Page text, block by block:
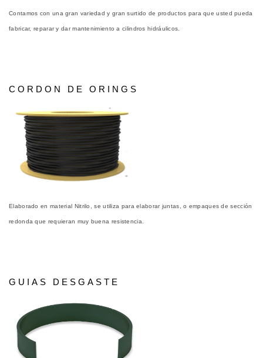
Contamos con una gran variedad y gran surtido de productos para que usted pueda
fabricar, reparar y dar mantenimiento a cilindros hidráulicos.
CORDON DE ORINGS
Elaborado en material Nitrilo, se utiliza para elaborar juntas, o empaques de sección
redonda que requieran muy buena resistencia.
GUIAS DESGASTE